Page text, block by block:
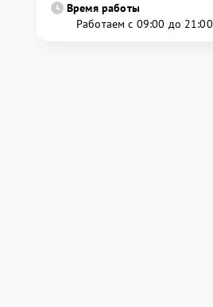
Время работы
Работаем с 09:00 до 21:00